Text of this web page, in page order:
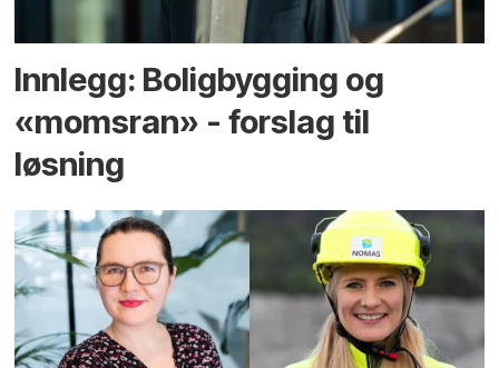
Innlegg: Boligbygging og
«momsran» - forslag til
løsning